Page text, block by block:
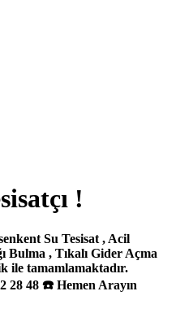
!
Su Tesisat , Acil
Bulma , Tıkalı Gider Açma
ile tamamlamaktadır.
28 48 ☎️ Hemen Arayın